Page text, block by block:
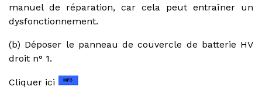
manuel de réparation, car cela peut entraîner un
dysfonctionnement.
(b) Déposer le panneau de couvercle de batterie HV
droit n° 1.
Cliquer ici